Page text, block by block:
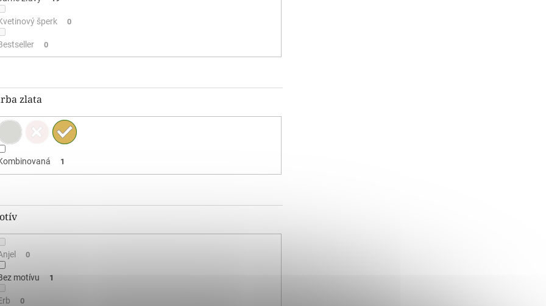
šperk 0
0
zlata
1
0
motívu 1
0